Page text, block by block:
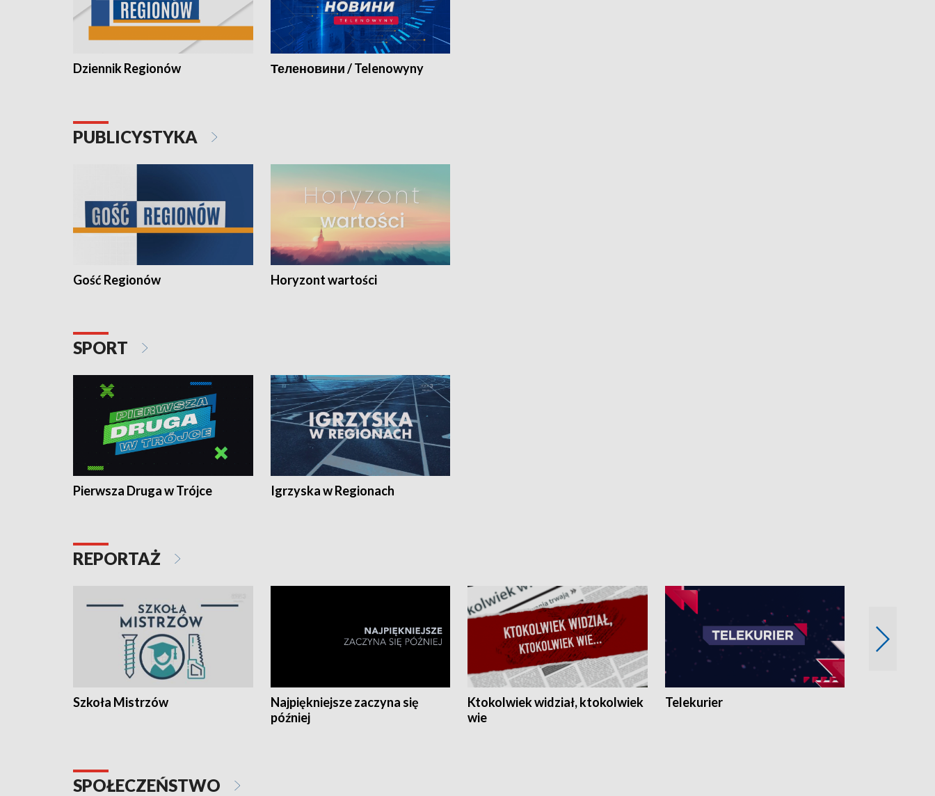
Dziennik Regionów Теленовини / Telenowyny
PUBLICYSTYKA
Gość Regionów Horyzont wartości
SPORT
Pierwsza Druga w Trójce Igrzyska w Regionach
REPORTAŻ
Szkoła Mistrzów
Najpiękniejsze zaczyna się
później
Ktokolwiek widział, ktokolwiek
wie
Telekurier
SPOŁECZEŃSTWO